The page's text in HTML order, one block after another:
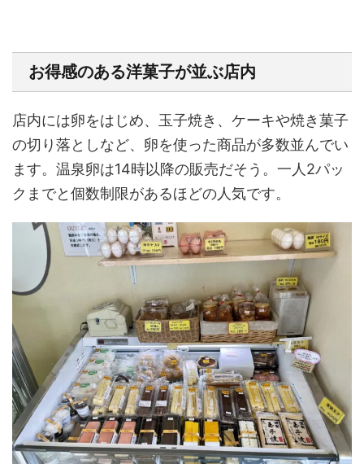
お得感のある洋菓子が並ぶ店内
店内には卵をはじめ、玉子焼き、ケーキや焼き菓子
の切り落としなど、卵を使った商品が多数並んでい
ます。温泉卵は14時以降の販売だそう。一人2パッ
クまでと個数制限があるほどの人気です。